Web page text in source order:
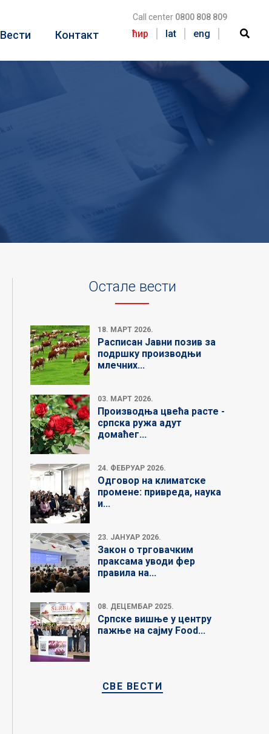
Вести Контакт
Call center 0800 808 809
ћир lat eng
Остале вести
18. МАРТ 2026.
Расписан Јавни позив за
подршку производњи
млечних...
03. МАРТ 2026.
Производња цвећа расте -
српска ружа адут
домаћег...
24. ФЕБРУАР 2026.
Одговор на климатске
промене: привреда, наука
и...
23. ЈАНУАР 2026.
Закон о трговачким
праксама уводи фер
правила на...
08. ДЕЦЕМБАР 2025.
Српске вишње у центру
пажње на сајму Food...
СВЕ ВЕСТИ